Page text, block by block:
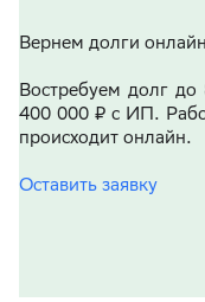
Вернем долги онлайн
Востребуем долг
400 000 ₽ с ИП.
происходит онлайн.
Оставить заявку